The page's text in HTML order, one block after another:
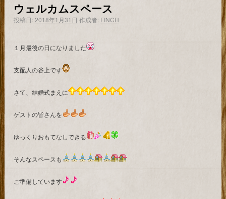
ウェルカムスペース
投稿日:2018年1月31日 作成者: FINCH
１月最後の日になりました
支配人の谷上です
さて、結婚式まえに
ゲストの皆さんを
ゆっくりおもてなしできる
そんなスペースも
ご準備しています